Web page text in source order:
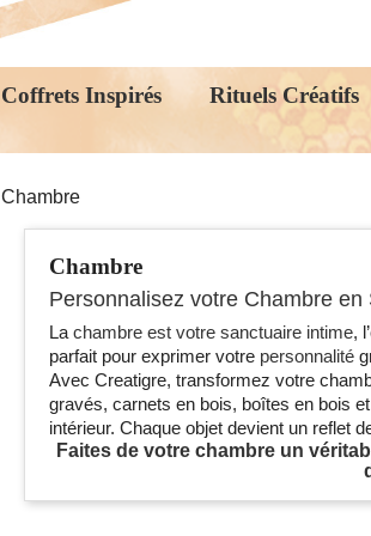
Coffrets Inspirés Rituels Créatifs
Chambre
Chambre
Personnalisez votre Chambre en
La chambre est votre sanctuaire intime,
parfait pour exprimer votre personnalité
Avec Creatigre, transformez votre
gravés, carnets en bois, boîtes en bois
intérieur. Chaque objet devient un reflet
Faites de votre chambre un